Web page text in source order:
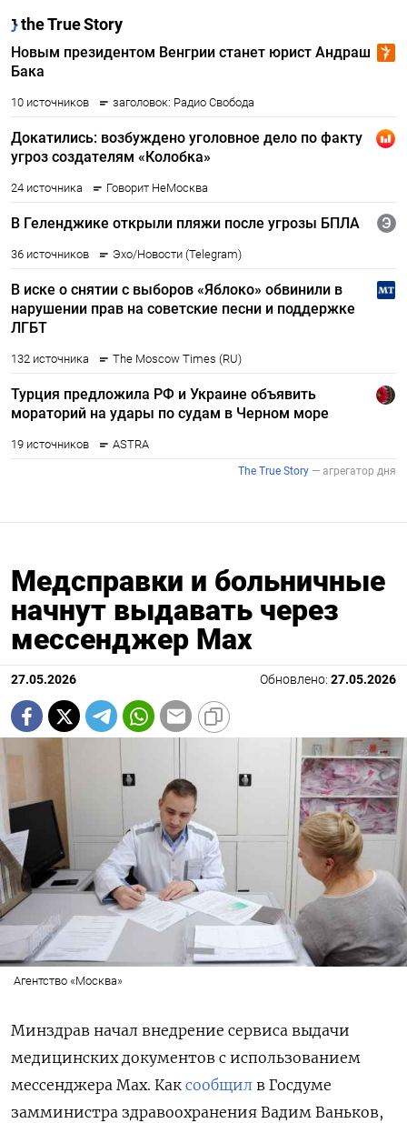
Медсправки и больничные
начнут выдавать через
мессенджер Max
27.05.2026 Обновлено: 27.05.2026
Агентство «Москва»
Минздрав начал внедрение сервиса выдачи
медицинских документов с использованием
мессенджера Max. Как сообщил в Госдуме
замминистра здравоохранения Вадим Ваньков,